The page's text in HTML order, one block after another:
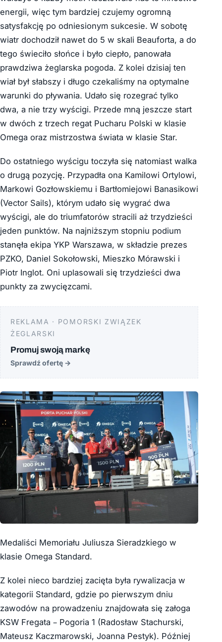
energii, więc tym bardziej czujemy ogromną
satysfakcję po odniesionym sukcesie. W sobotę
wiatr dochodził nawet do 5 w skali Beauforta, a do
tego świeciło słońce i było ciepło, panowała
prawdziwa żeglarska pogoda. Z kolei dzisiaj ten
wiał był słabszy i długo czekaliśmy na optymalne
warunki do pływania. Udało się rozegrać tylko
dwa, a nie trzy wyścigi. Przede mną jeszcze start
w dwóch z trzech regat Pucharu Polski w klasie
Omega oraz mistrzostwa świata w klasie Star.
Do ostatniego wyścigu toczyła się natomiast walka
o drugą pozycję. Przypadła ona Kamilowi Ortylowi,
Markowi Gozłowskiemu i Bartłomiejowi Banasikowi
(Vector Sails), którym udało się wygrać dwa
wyścigi, ale do triumfatorów stracili aż trzydzieści
jeden punktów. Na najniższym stopniu podium
stanęła ekipa YKP Warszawa, w składzie prezes
PZKO, Daniel Sokołowski, Mieszko Mórawski i
Piotr Inglot. Oni uplasowali się trzydzieści dwa
punkty za zwycięzcami.
REKLAMA · POMORSKI ZWIĄZEK
ŻEGLARSKI
Promuj swoją markę
Sprawdź ofertę →
Medaliści Memoriału Juliusza Sieradzkiego w
klasie Omega Standard.
Z kolei nieco bardziej zacięta była rywalizacja w
kategorii Standard, gdzie po pierwszym dniu
zawodów na prowadzeniu znajdowała się załoga
KSW Fregata – Pogoria 1 (Radosław Stachurski,
Mateusz Kaczmarowski, Joanna Pestyk). Później